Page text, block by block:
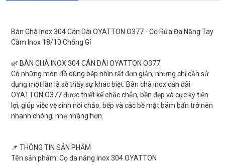
Bàn Chà Inox 304 Cán Dài OYATTON O377 - Cọ Rửa Đa Năng Tay
Cầm Inox 18/10 Chống Gỉ
🌿 BÀN CHÀ INOX 304 CÁN DÀI OYATTON O377
Có những món đồ dùng bếp nhìn rất đơn giản, nhưng chỉ cần sử
dụng một lần là sẽ thấy sự khác biệt. Bàn chà inox cán dài
OYATTON O377 được thiết kế chắc chắn, bền đẹp và cực kỳ tiện
lợi, giúp việc vệ sinh nồi chảo, bếp và các bề mặt bám bẩn trở nên
nhanh chóng, nhẹ nhàng hơn.
📌 THÔNG TIN SẢN PHẨM
Tên sản phẩm: Cọ đa năng inox 304 OYATTON